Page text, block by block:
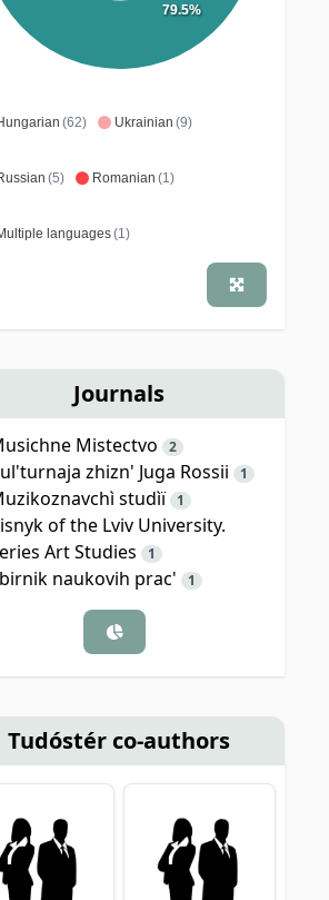
(62) Ukrainian (9)
(5) Romanian (1)
languages(1)
79.5%
Journals
Mistectvo 2
zhizn' Juga Rossii 1
studìï 1
of the Lviv University.
Art Studies
1
naukovih prac' 1
Tudóstér co-authors